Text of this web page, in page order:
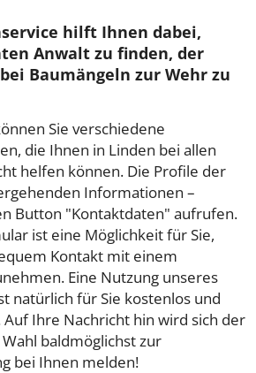
hilft Ihnen dabei,
Anwalt zu finden, der
Baumängeln zur Wehr zu
Sie verschiedene
die Ihnen in Linden bei allen
helfen können. Die Profile der
Informationen –
Button "Kontaktdaten" aufrufen.
ist eine Möglichkeit für Sie,
Kontakt mit einem
Eine Nutzung unseres
natürlich für Sie kostenlos und
Auf Ihre Nachricht hin wird sich der
baldmöglichst zur
bei Ihnen melden!